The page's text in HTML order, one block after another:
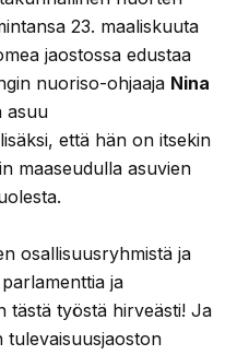
23. maaliskuuta
jaostossa edustaa
nuoriso-ohjaaja Nina
asuu
että hän on itsekin
maaseudulla asuvien
osallisuusryhmistä ja
ja
tästä työstä hirveästi! Ja